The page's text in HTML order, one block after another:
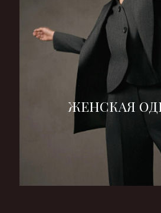
ЖЕНСКАЯ